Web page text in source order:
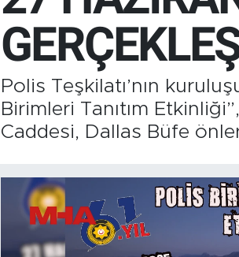
Polis Teşkilatı’nın
Birimleri Tanıtım
Caddesi, Dallas Büfe